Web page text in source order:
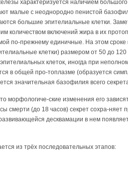
характеризуется наличием
малые с неоднородно пенистой
большие эпителиальные клетки.
количеством включений жира в их
по-прежнему единичные. На этом
клетки) размером от 50 до
клеток, иногда при
в общей про-топлазме (образуется
значительная базофилия всего
морфологиче-ские изменения его
смерти (до 18 часов) секрет сохра-няет
десквамации в нем
из трёх последовательных этапов: